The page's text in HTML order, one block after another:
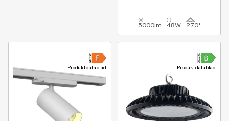
5000lm 48W 270°
Produktdatablad Produktdatablad